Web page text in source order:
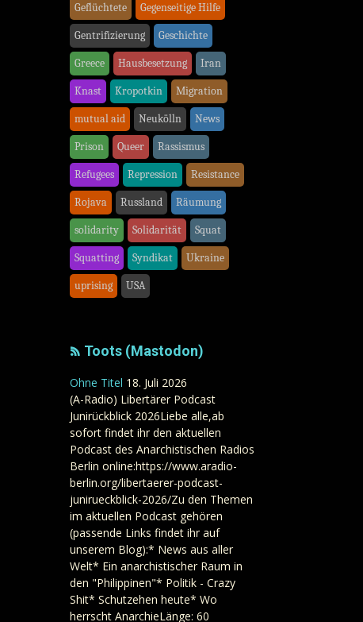
Geflüchtete Gegenseitige Hilfe
Gentrifizierung Geschichte
Greece Hausbesetzung Iran
Knast Kropotkin Migration
mutual aid Neukölln News
Prison Queer Rassismus
Refugees Repression Resistance
Rojava Russland Räumung
solidarity Solidarität Squat
Squatting Syndikat Ukraine
uprising USA
Toots (Mastodon)
Ohne Titel 18. Juli 2026
(A-Radio) Libertärer Podcast
Junirückblick 2026Liebe alle,ab
sofort findet ihr den aktuellen
Podcast des Anarchistischen Radios
Berlin online:https://www.aradio-
berlin.org/libertaerer-podcast-
junirueckblick-2026/Zu den Themen
im aktuellen Podcast gehören
(passende Links findet ihr auf
unserem Blog):* News aus aller
Welt* Ein anarchistischer Raum in
den "Philippinen"* Politik - Crazy
Shit* Schutzehen heute* Wo
herrscht AnarchieLänge: 60